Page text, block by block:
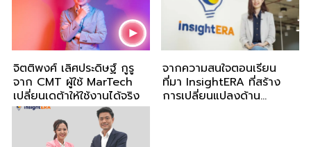
จิตติพงศ์ เลิศประดิษฐ์ กูรู
จาก CMT ผู้ใช้ MarTech
เปลี่ยนเดต้าให้ใช้งานได้จริง
จากความสนใจตอนเรียน
ที่มา InsightERA ที่สร้าง
การเปลี่ยนแปลงด้าน